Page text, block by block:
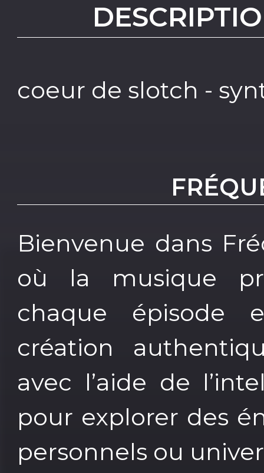
coeur de slotch -
Bienvenue dans
où la musique
chaque épisode
création
avec l’aide de
pour explorer des
personnels ou